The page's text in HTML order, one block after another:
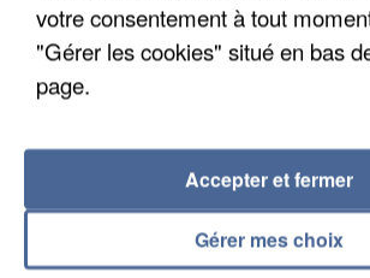
L’UN DES FONDATEURS
MAFIA INTERPELLÉ EN ALGÉRIE
votre consentement à tout
"Gérer les cookies" situé en bas
page.
Gérer mes choix
Accepter et fermer